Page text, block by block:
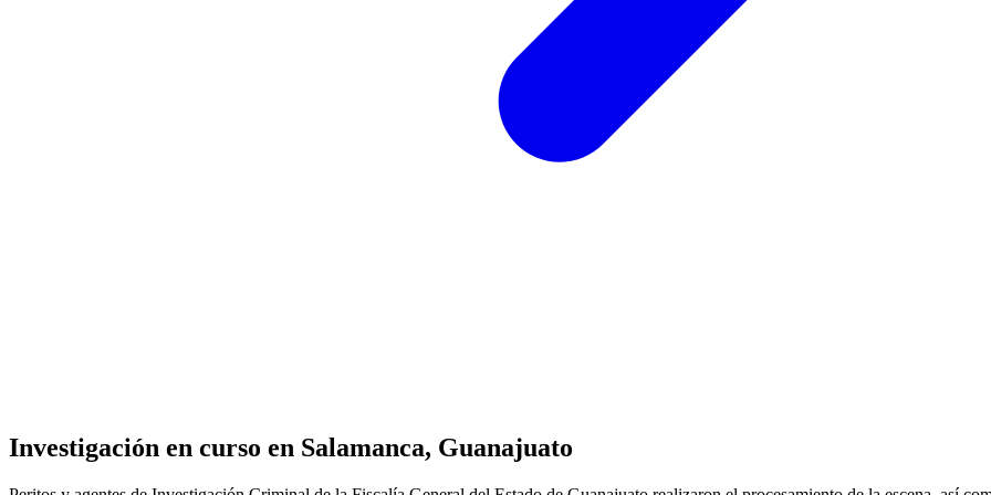
Investigación en curso en Salamanca, Guanajuato